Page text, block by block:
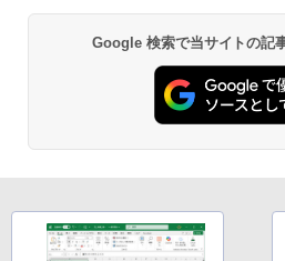
Google 検索で当サイトの記